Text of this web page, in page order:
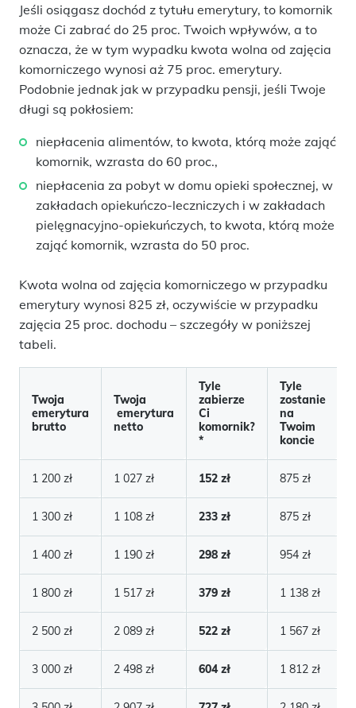
Jeśli osiągasz dochód z tytułu emerytury, to komornik
może Ci zabrać do 25 proc. Twoich wpływów, a to
oznacza, że w tym wypadku kwota wolna od zajęcia
komorniczego wynosi aż 75 proc. emerytury.
Podobnie jednak jak w przypadku pensji, jeśli Twoje
długi są pokłosiem:
niepłacenia alimentów, to kwota, którą może zająć
komornik, wzrasta do 60 proc.,
niepłacenia za pobyt w domu opieki społecznej, w
zakładach opiekuńczo-leczniczych i w zakładach
pielęgnacyjno-opiekuńczych, to kwota, którą może
zająć komornik, wzrasta do 50 proc.
Kwota wolna od zajęcia komorniczego w przypadku
emerytury wynosi 825 zł, oczywiście w przypadku
zajęcia 25 proc. dochodu – szczegóły w poniższej
tabeli.
Twoja
emerytura
brutto
Twoja
emerytura
netto
Tyle
zabierze
Ci
komornik?
*
Tyle
zostanie
na
Twoim
koncie
1 200 zł 1 027 zł 152 zł 875 zł
1 300 zł 1 108 zł 233 zł 875 zł
1 400 zł 1 190 zł 298 zł 954 zł
1 800 zł 1 517 zł 379 zł 1 138 zł
2 500 zł 2 089 zł 522 zł 1 567 zł
3 000 zł 2 498 zł 604 zł 1 812 zł